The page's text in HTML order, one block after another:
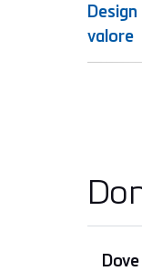
valore